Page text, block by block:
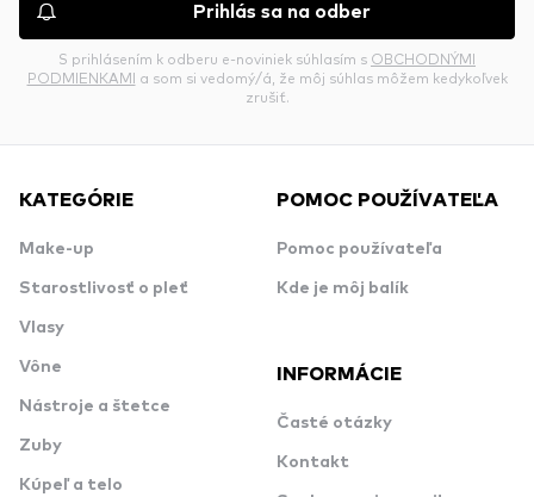
Prihlás sa na odber
S prihlásením k odberu e-noviniek súhlasím s OBCHODNÝMI
PODMIENKAMI a som si vedomý/á, že môj súhlas môžem kedykoľvek
zrušiť.
KATEGÓRIE
Make-up
Starostlivosť o pleť
Vlasy
Vône
Nástroje a štetce
Zuby
Kúpeľ a telo
POMOC POUŽÍVATEĽA
Pomoc používateľa
Kde je môj balík
INFORMÁCIE
Časté otázky
Kontakt